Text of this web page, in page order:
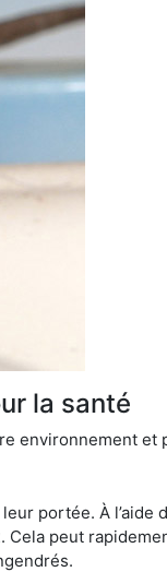
la santé
environnement et
portée. À
. Cela peut